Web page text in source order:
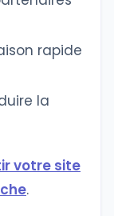
rapide
la
votre site
.